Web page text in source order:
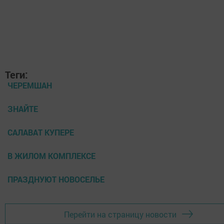
Теги:
ЧЕРЕМШАН
ЗНАЙТЕ
САЛАВАТ КУПЕРЕ
В ЖИЛОМ КОМПЛЕКСЕ
ПРАЗДНУЮТ НОВОСЕЛЬЕ
Перейти на страницу новости